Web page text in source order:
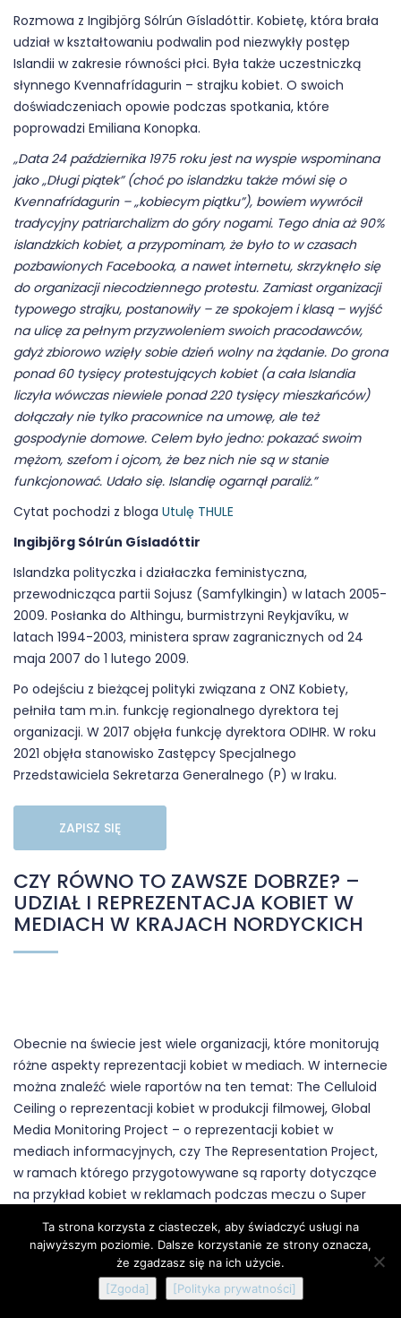
Rozmowa z Ingibjörg Sólrún Gísladóttir. Kobietę, która brała
udział w kształtowaniu podwalin pod niezwykły postęp
Islandii w zakresie równości płci. Była także uczestniczką
słynnego Kvennafrídagurin – strajku kobiet. O swoich
doświadczeniach opowie podczas spotkania, które
poprowadzi Emiliana Konopka.
„Data 24 października 1975 roku jest na wyspie wspominana
jako „Długi piątek” (choć po islandzku także mówi się o
Kvennafrídagurin – „kobiecym piątku”), bowiem wywrócił
tradycyjny patriarchalizm do góry nogami. Tego dnia aż 90%
islandzkich kobiet, a przypominam, że było to w czasach
pozbawionych Facebooka, a nawet internetu, skrzyknęło się
do organizacji niecodziennego protestu. Zamiast organizacji
typowego strajku, postanowiły – ze spokojem i klasą – wyjść
na ulicę za pełnym przyzwoleniem swoich pracodawców,
gdyż zbiorowo wzięły sobie dzień wolny na żądanie. Do grona
ponad 60 tysięcy protestujących kobiet (a cała Islandia
liczyła wówczas niewiele ponad 220 tysięcy mieszkańców)
dołączały nie tylko pracownice na umowę, ale też
gospodynie domowe. Celem było jedno: pokazać swoim
mężom, szefom i ojcom, że bez nich nie są w stanie
funkcjonować. Udało się. Islandię ogarnął paraliż.”
Cytat pochodzi z bloga Utulę THULE
Ingibjörg Sólrún Gísladóttir
Islandzka polityczka i działaczka feministyczna,
przewodnicząca partii Sojusz (Samfylkingin) w latach 2005-
2009. Posłanka do Althingu, burmistrzyni Reykjavíku, w
latach 1994-2003, ministera spraw zagranicznych od 24
maja 2007 do 1 lutego 2009.
Po odejściu z bieżącej polityki związana z ONZ Kobiety,
pełniła tam m.in. funkcję regionalnego dyrektora tej
organizacji. W 2017 objęła funkcję dyrektora ODIHR. W roku
2021 objęła stanowisko Zastępcy Specjalnego
Przedstawiciela Sekretarza Generalnego (P) w Iraku.
ZAPISZ SIĘ
CZY RÓWNO TO ZAWSZE DOBRZE? –
UDZIAŁ I REPREZENTACJA KOBIET W
MEDIACH W KRAJACH NORDYCKICH
Obecnie na świecie jest wiele organizacji, które monitorują
różne aspekty reprezentacji kobiet w mediach. W internecie
można znaleźć wiele raportów na ten temat: The Celluloid
Ceiling o reprezentacji kobiet w produkcji filmowej, Global
Media Monitoring Project – o reprezentacji kobiet w
mediach informacyjnych, czy The Representation Project,
w ramach którego przygotowywane są raporty dotyczące
na przykład kobiet w reklamach podczas meczu o Super
zwykle są na szczytach rankingów: na przykład w
szwedzkich mediach informacyjnych aż 77% osób
prezentujących to kobiety. Ale czy dużo albo równo zawsze
oznacza dobrze? W wykładzie poruszone zostanie wiele
Ta strona korzysta z ciasteczek, aby świadczyć usługi na
najwyższym poziomie. Dalsze korzystanie ze strony oznacza,
że zgadzasz się na ich użycie.
[Zgoda]
[Polityka prywatności]